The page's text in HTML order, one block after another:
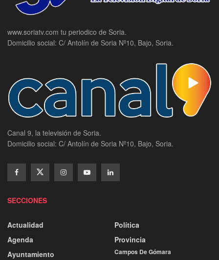
www.soriatv.com tu periodico de Soria.
Domicilio social: C/ Antolín de Soria Nº10, Bajo, Soria.
Canal 9, la televisión de Soria.
Domicilio social: C/ Antolín de Soria Nº10, Bajo, Soria.
SECCIONES
Actualidad
Agenda
Ayuntamiento
Política
Provincia
Campos De Gómara